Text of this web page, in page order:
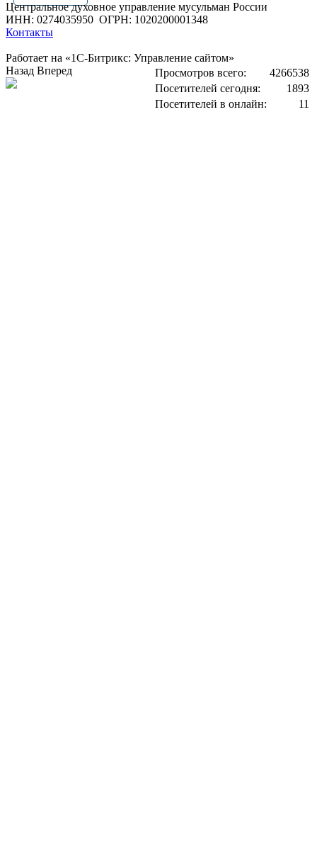
Центральное духовное управление мусульман России
ИНН: 0274035950 ОГРН: 1020200001348
Контакты
Работает на «1С-Битрикс: Управление сайтом»
Просмотров всего:
4266538
Посетителей сегодня:
1893
Посетителей в онлайн:
11
Назад Вперед